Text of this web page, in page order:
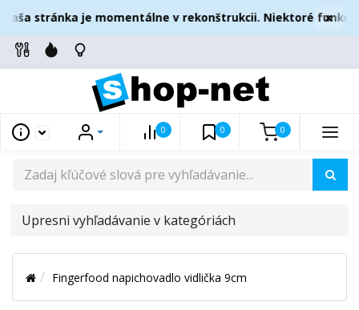
stránka je momentálne v rekonštrukcii. Niektoré ×
0 0 0
UPRESNI
V
KATEGÓRIÁCH
Fingerfood napichovadlo vidlička 9cm